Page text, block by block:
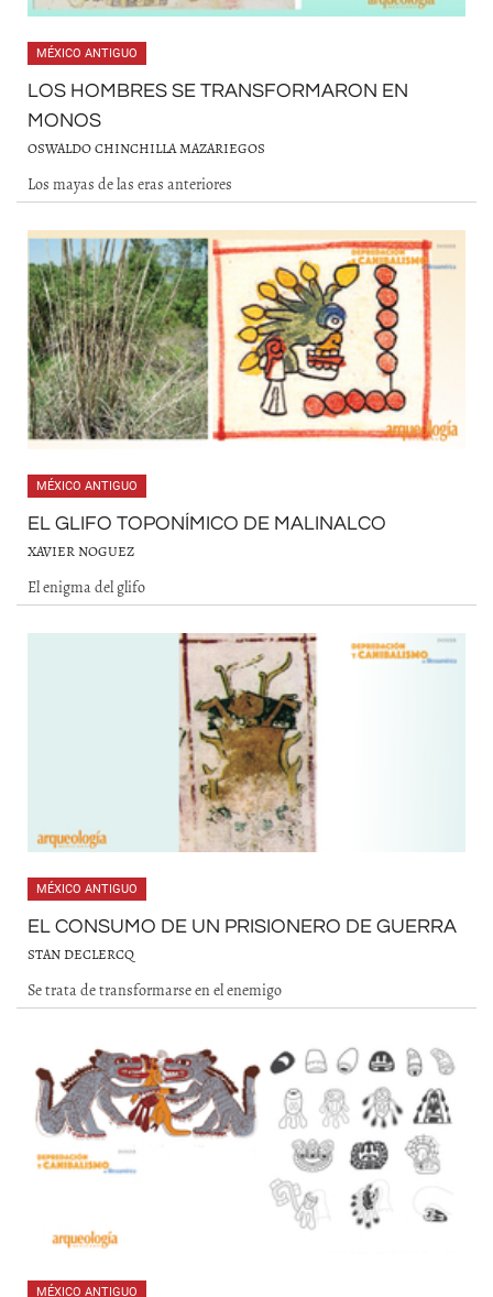
MÉXICO ANTIGUO
LOS HOMBRES SE TRANSFORMARON EN
MONOS
OSWALDO CHINCHILLA MAZARIEGOS
Los mayas de las eras anteriores
MÉXICO ANTIGUO
EL GLIFO TOPONÍMICO DE MALINALCO
XAVIER NOGUEZ
El enigma del glifo
MÉXICO ANTIGUO
EL CONSUMO DE UN PRISIONERO DE GUERRA
STAN DECLERCQ
Se trata de transformarse en el enemigo
MÉXICO ANTIGUO